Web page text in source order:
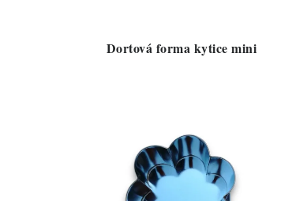
Dortová forma kytice mini